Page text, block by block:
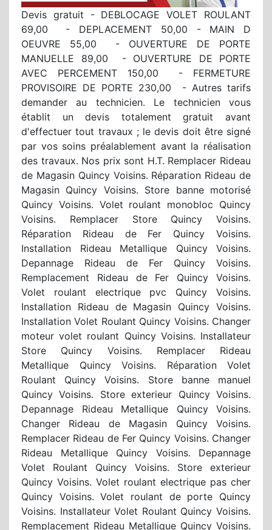
Devis gratuit - DEBLOCAGE VOLET ROULANT
69,00  - DEPLACEMENT 50,00 - MAIN D
OEUVRE 55,00  - OUVERTURE DE PORTE
MANUELLE 89,00  - OUVERTURE DE PORTE
AVEC PERCEMENT 150,00  - FERMETURE
PROVISOIRE DE PORTE 230,00  - Autres tarifs
demander au technicien. Le technicien vous
établit un devis totalement gratuit avant
d'effectuer tout travaux ; le devis doit être signé
par vos soins préalablement avant la réalisation
des travaux. Nos prix sont H.T. Remplacer Rideau
de Magasin Quincy Voisins. Réparation Rideau de
Magasin Quincy Voisins. Store banne motorisé
Quincy Voisins. Volet roulant monobloc Quincy
Voisins. Remplacer Store Quincy Voisins.
Réparation Rideau de Fer Quincy Voisins.
Installation Rideau Metallique Quincy Voisins.
Depannage Rideau de Fer Quincy Voisins.
Remplacement Rideau de Fer Quincy Voisins.
Volet roulant electrique pvc Quincy Voisins.
Installation Rideau de Magasin Quincy Voisins.
Installation Volet Roulant Quincy Voisins. Changer
moteur volet roulant Quincy Voisins. Installateur
Store Quincy Voisins. Remplacer Rideau
Metallique Quincy Voisins. Réparation Volet
Roulant Quincy Voisins. Store banne manuel
Quincy Voisins. Store exterieur Quincy Voisins.
Depannage Rideau Metallique Quincy Voisins.
Changer Rideau de Magasin Quincy Voisins.
Remplacer Rideau de Fer Quincy Voisins. Changer
Rideau Metallique Quincy Voisins. Depannage
Volet Roulant Quincy Voisins. Store exterieur
Quincy Voisins. Volet roulant electrique pas cher
Quincy Voisins. Volet roulant de porte Quincy
Voisins. Installateur Volet Roulant Quincy Voisins.
Remplacement Rideau Metallique Quincy Voisins.